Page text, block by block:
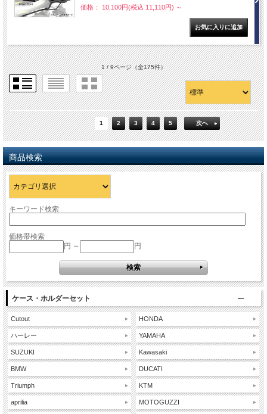
価格： 10,100円(税込 11,110円) ～
1 / 9ページ（全175件）
1 2 3 4 5 次へ
商品検索
キーワード検索
価格帯検索
円 ～
円
ケース・ホルダーセット
Cutout
ハーレー
SUZUKI
BMW
Triumph
aprilia
HONDA
YAMAHA
Kawasaki
DUCATI
KTM
MOTOGUZZI